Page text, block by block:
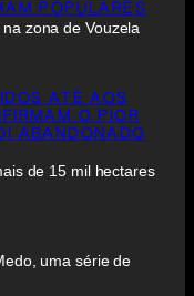
POPULARES
zona de Vouzela
ATÉ AOS
O PIOR
ABANDONADO
de 15 mil hectares
uma série de